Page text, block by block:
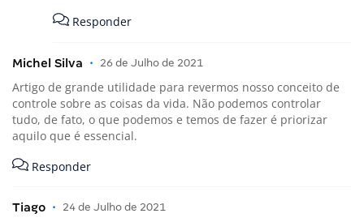
Responder
Michel Silva • 26 de Julho de 2021
Artigo de grande utilidade para revermos nosso conceito de
controle sobre as coisas da vida. Não podemos controlar
tudo, de fato, o que podemos e temos de fazer é priorizar
aquilo que é essencial.
Responder
Tiago • 24 de Julho de 2021